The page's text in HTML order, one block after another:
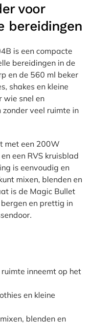
voor
bereidingen
is een compacte
bereidingen in de
en de 560 ml beker
shakes en kleine
wie snel en
veel ruimte in
met een 200W
een RVS kruisblad
is eenvoudig en
mixen, blenden en
is de Magic Bullet
en prettig in
inneemt op het
en kleine
blenden en